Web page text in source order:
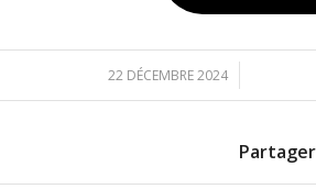
22 DÉCEMBRE 2024
/